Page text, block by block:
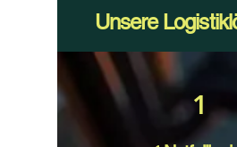
Unsere
1